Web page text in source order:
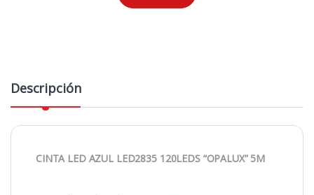
Descripción
CINTA LED AZUL LED2835 120LEDS “OPALUX” 5M